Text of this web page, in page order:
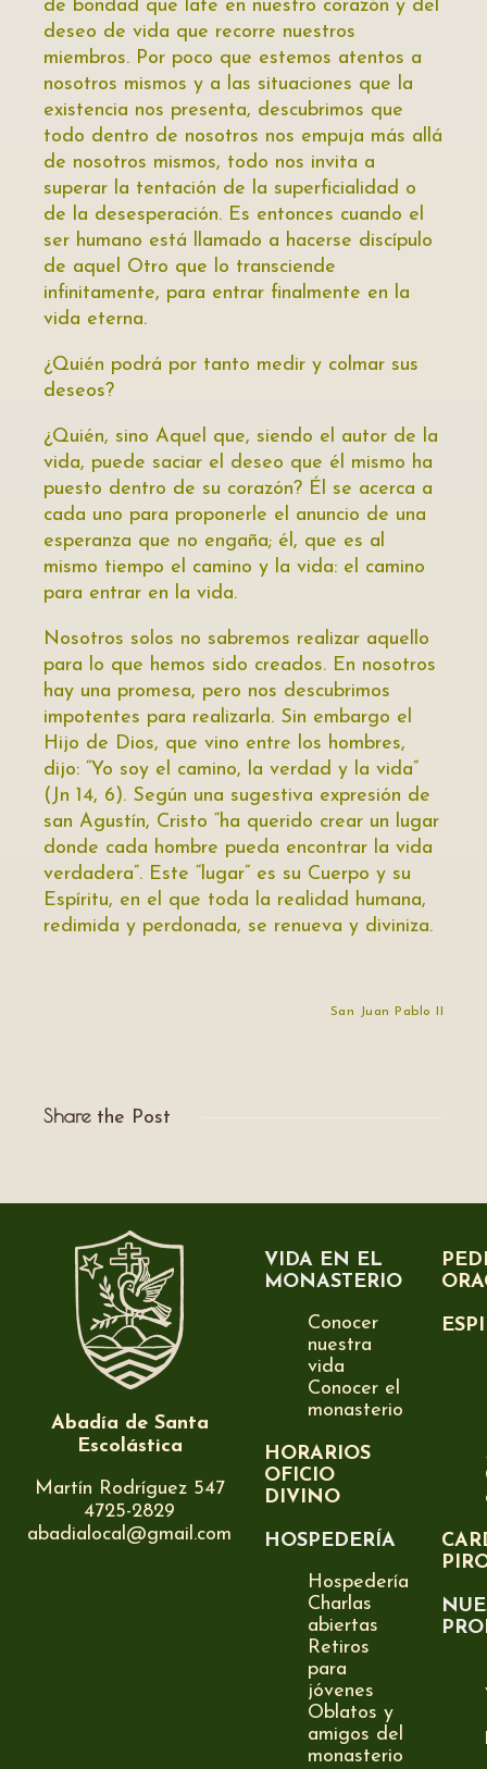
de bondad que late en nuestro corazón y del
deseo de vida que recorre nuestros
miembros. Por poco que estemos atentos a
nosotros mismos y a las situaciones que la
existencia nos presenta, descubrimos que
todo dentro de nosotros nos empuja más allá
de nosotros mismos, todo nos invita a
superar la tentación de la superficialidad o
de la desesperación. Es entonces cuando el
ser humano está llamado a hacerse discípulo
de aquel Otro que lo transciende
infinitamente, para entrar finalmente en la
vida eterna.
¿Quién podrá por tanto medir y colmar sus
deseos?
¿Quién, sino Aquel que, siendo el autor de la
vida, puede saciar el deseo que él mismo ha
puesto dentro de su corazón? Él se acerca a
cada uno para proponerle el anuncio de una
esperanza que no engaña; él, que es al
mismo tiempo el camino y la vida: el camino
para entrar en la vida.
Nosotros solos no sabremos realizar aquello
para lo que hemos sido creados. En nosotros
hay una promesa, pero nos descubrimos
impotentes para realizarla. Sin embargo el
Hijo de Dios, que vino entre los hombres,
dijo: “Yo soy el camino, la verdad y la vida”
(Jn 14, 6). Según una sugestiva expresión de
san Agustín, Cristo “ha querido crear un lugar
donde cada hombre pueda encontrar la vida
verdadera”. Este “lugar” es su Cuerpo y su
Espíritu, en el que toda la realidad humana,
redimida y perdonada, se renueva y diviniza.
San Juan Pablo II
Sharethe Post
Abadía de Santa
Escolástica
Martín Rodríguez 547
4725-2829
abadialocal@gmail.com
VIDA EN EL
MONASTERIO
Conocer
nuestra
vida
Conocer el
monasterio
HORARIOS
OFICIO
DIVINO
HOSPEDERÍA
Hospedería
Charlas
abiertas
Retiros
para
jóvenes
Oblatos y
amigos del
monasterio